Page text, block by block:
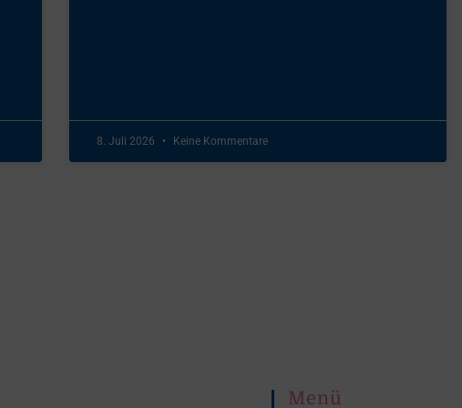
8. Juli 2026 Keine Kommentare
Menü